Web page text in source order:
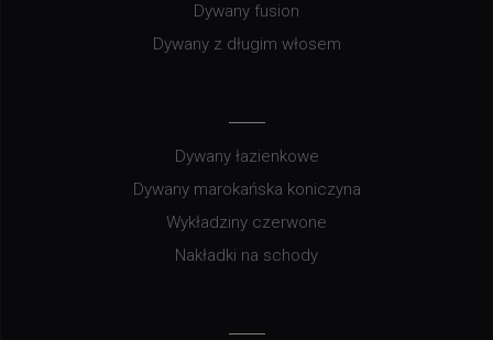
Dywany fusion
Dywany z długim włosem
Dywany łazienkowe
Dywany marokańska koniczyna
Wykładziny czerwone
Nakładki na schody